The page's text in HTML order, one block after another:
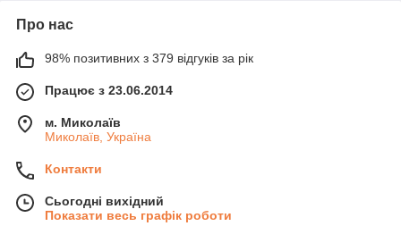
Про нас
98% позитивних з 379 відгуків за рік
Працює з 23.06.2014
м. Миколаїв
Миколаїв, Україна
Контакти
Сьогодні вихідний
Показати весь графік роботи